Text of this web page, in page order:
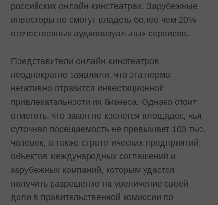
российских онлайн-кинотеатрах. Зарубежные
инвесторы не смогут владеть более чем 20%
отечественных аудиовизуальных сервисов.
Представители онлайн-кинотеатров
неоднократно заявляли, что эта норма
негативно отразится инвестиционной
привлекательности их бизнеса. Однако стоит
отметить, что закон не коснется площадок, чья
суточная посещаемость не превышает 100 тыс.
человек, а также стратегических предприятий,
объектов международных соглашений и
зарубежных компаний, которым удастся
получить разрешение на увеличение своей
доли в правительственной комиссии по